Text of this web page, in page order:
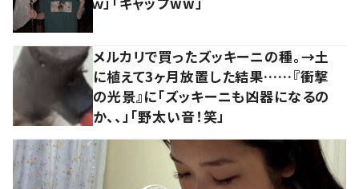
メルカリで買ったズッキーニの種。→土
に植えて3ヶ月放置した結果……『衝撃
の光景』に「ズッキーニも凶器になるの
か、、」「野太い音！笑」